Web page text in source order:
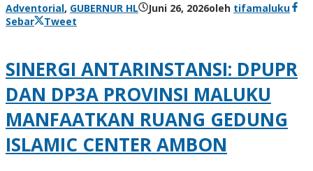
Adventorial, GUBERNUR HL Juni 26, 2026oleh tifamaluku
Sebar
Tweet
SINERGI ANTARINSTANSI: DPUPR
DAN DP3A PROVINSI MALUKU
MANFAATKAN RUANG GEDUNG
ISLAMIC CENTER AMBON